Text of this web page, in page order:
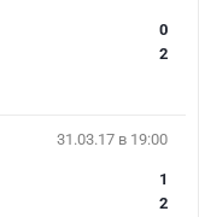
0
2
31.03.17 в 19:00
1
2